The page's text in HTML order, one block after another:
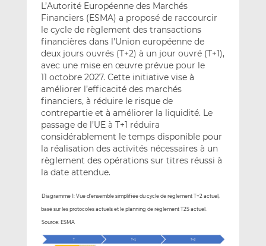
L’Autorité Européenne des Marchés
Financiers (ESMA) a proposé de raccourcir
le cycle de règlement des transactions
financières dans l’Union européenne de
deux jours ouvrés (T+2) à un jour ouvré (T+1),
avec une mise en œuvre prévue pour le
11 octobre 2027. Cette initiative vise à
améliorer l’efficacité des marchés
financiers, à réduire le risque de
contrepartie et à améliorer la liquidité. Le
passage de l’UE à T+1 réduira
considérablement le temps disponible pour
la réalisation des activités nécessaires à un
règlement des opérations sur titres réussi à
la date attendue.
Diagramme 1: Vue d’ensemble simplifiée du cycle de règlement T+2 actuel,
basé sur les protocoles actuels et le planning de règlement T2S actuel.
Source: ESMA